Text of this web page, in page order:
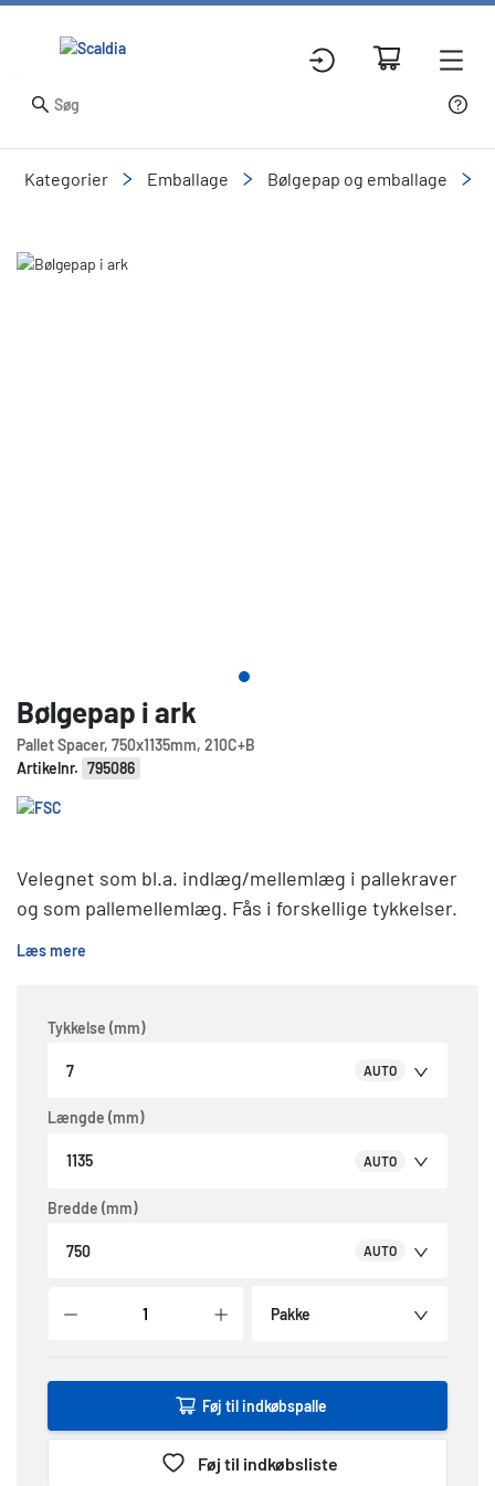
Kategorier Emballage Bølgepap og emballage
Slide 1 of 1
Bølgepap i ark
Pallet Spacer, 750x1135mm, 210C+B
Artikelnr. 795086
Velegnet som bl.a. indlæg/mellemlæg i pallekraver
og som pallemellemlæg. Fås i forskellige tykkelser.
Læs mere
Tykkelse (mm)
7 AUTO
Længde (mm)
1135 AUTO
Bredde (mm)
750 AUTO
Pakke
Føj til indkøbspalle
Føj til indkøbsliste